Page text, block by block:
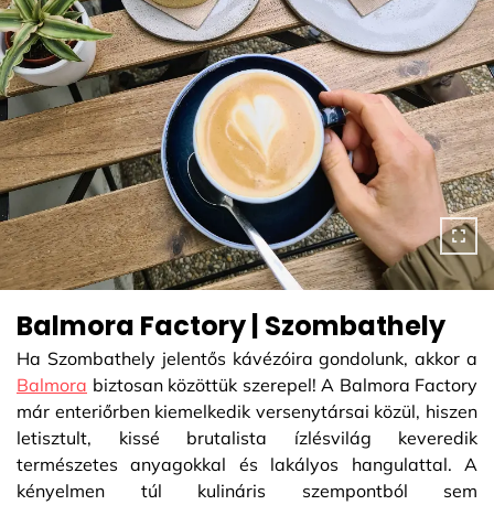
Balmora Factory | Szombathely
Ha Szombathely jelentős kávézóira gondolunk, akkor a
Balmora biztosan közöttük szerepel! A Balmora Factory
már enteriőrben kiemelkedik versenytársai közül, hiszen
letisztult, kissé brutalista ízlésvilág keveredik
természetes anyagokkal és lakályos hangulattal. A
kényelmen túl kulináris szempontból sem